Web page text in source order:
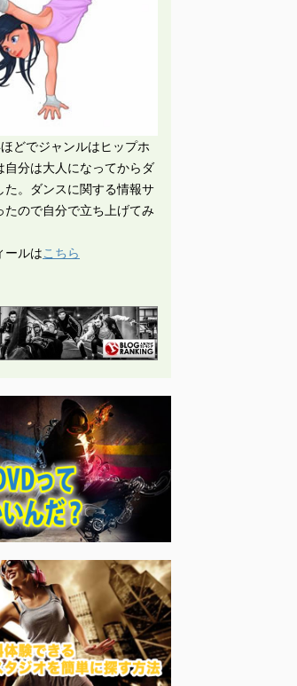
どでジャンルはヒップホ
自分は大人になってからダ
た。ダンスに関する情報サ
たので自分で立ち上げてみ
ールはこちら